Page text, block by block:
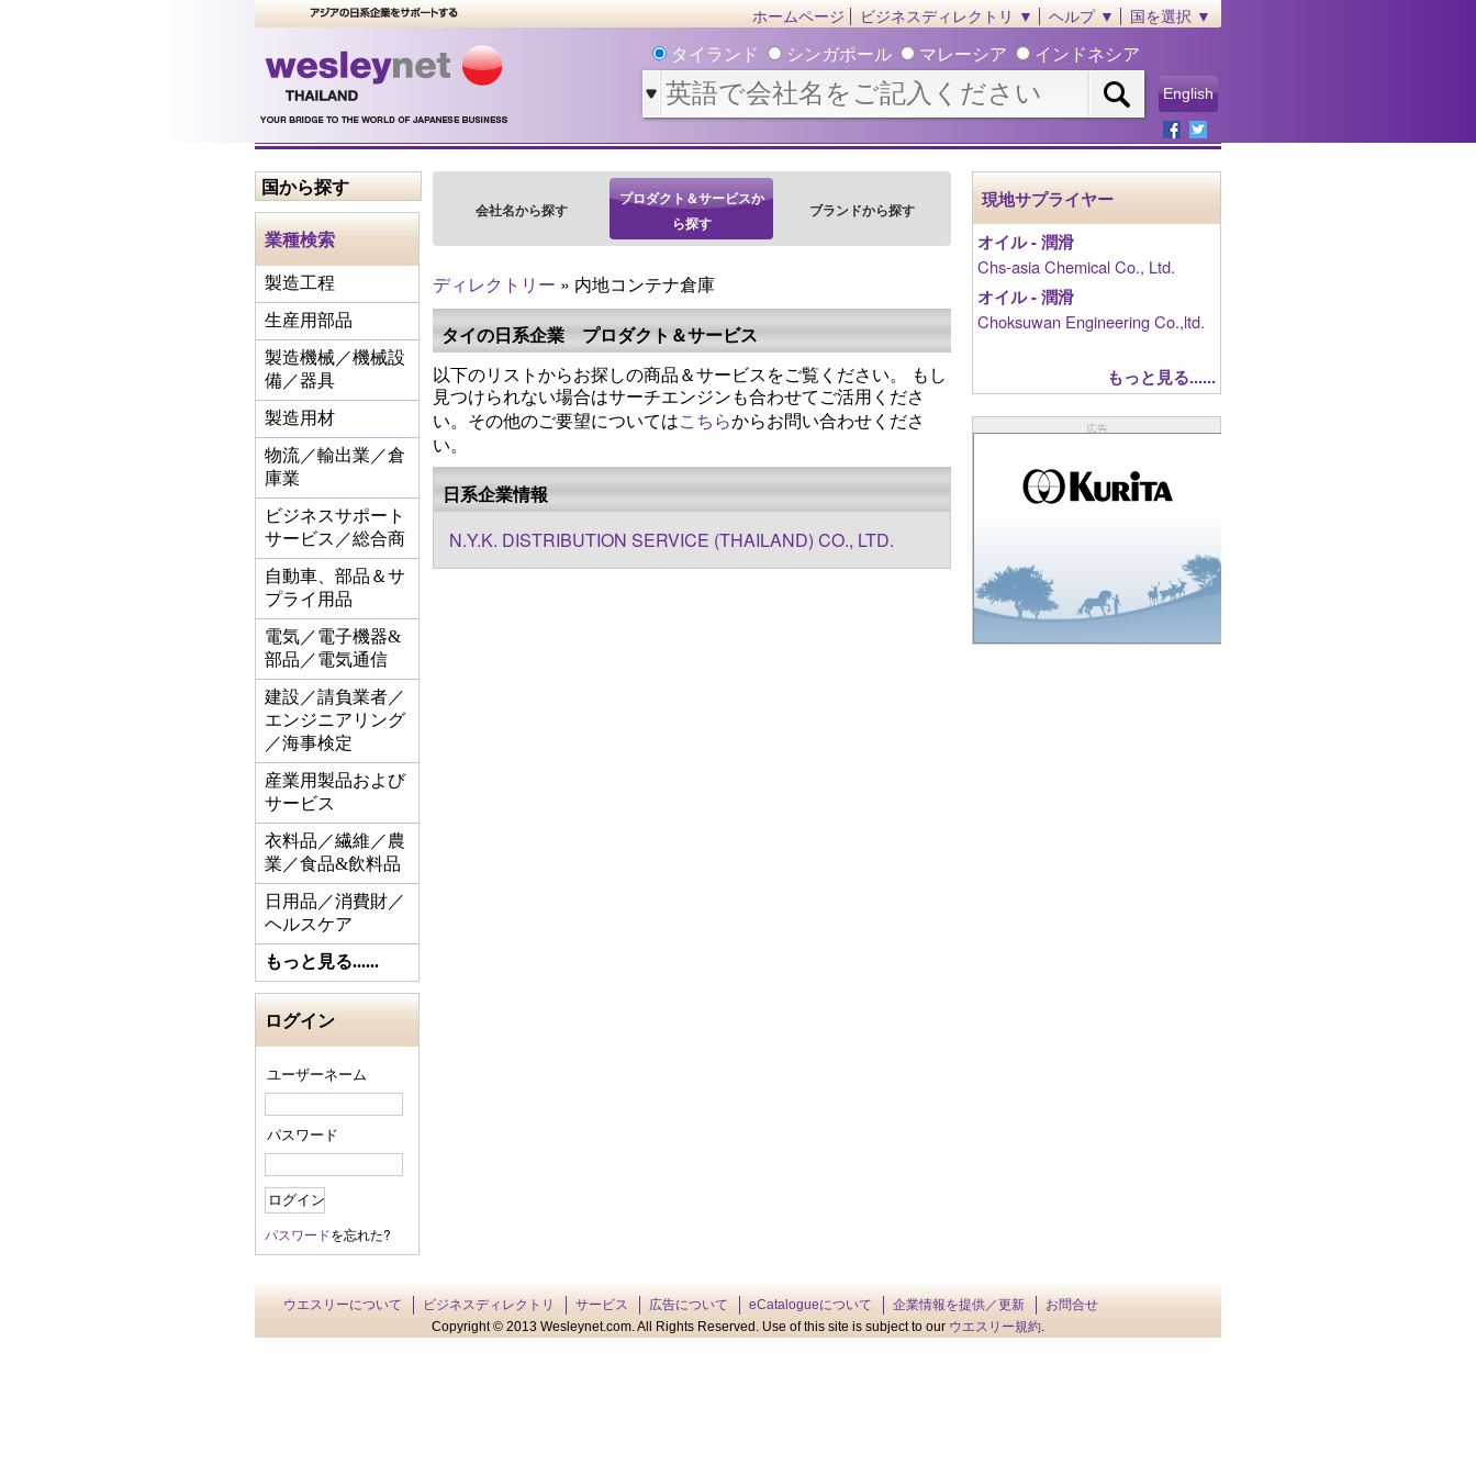
ホームページ ビジネスディレクトリ ▼ ヘルプ ▼ 国を選択 ▼
タイランド シンガポール マレーシア インドネシア
English
国から探す
業種検索
製造工程
生産用部品
製造機械／機械設
備／器具
製造用材
物流／輸出業／倉
庫業
ビジネスサポート
サービス／総合商
自動車、部品＆サ
プライ用品
電気／電子機器&
部品／電気通信
建設／請負業者／
エンジニアリング
／海事検定
産業用製品および
サービス
衣料品／繊維／農
業／食品&飲料品
日用品／消費財／
ヘルスケア
もっと見る......
ログイン
ユーザーネーム
パスワード
パスワードを忘れた?
会社名から探す
プロダクト＆サービスか
ら探す
ブランドから探す
ディレクトリー » 内地コンテナ倉庫
タイの日系企業 プロダクト＆サービス
以下のリストからお探しの商品＆サービスをご覧ください。 もし
見つけられない場合はサーチエンジンも合わせてご活用くださ
い。その他のご要望についてはこちらからお問い合わせくださ
い。
日系企業情報
N.Y.K. DISTRIBUTION SERVICE (THAILAND) CO., LTD.
現地サプライヤー
オイル - 潤滑
Chs-asia Chemical Co., Ltd.
オイル - 潤滑
Choksuwan Engineering Co.,ltd.
もっと見る......
広告
ウエスリーについて ビジネスディレクトリ サービス 広告について eCatalogueについて 企業情報を提供／更新
お問合せ
Copyright © 2013 Wesleynet.com. All Rights Reserved. Use of this site is subject to our ウエスリー規約.